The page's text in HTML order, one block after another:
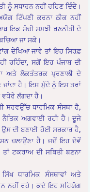
ਨੂੰ ਸਧਾਰਨ ਨਹੀਂ ਰਹਿਣ ਦਿੰਦੇ।
ਟਿੱਪਣੀ ਕਰਨਾ ਠੀਕ ਨਹੀਂ
ਇਕ ਸੋਚੀ ਸਮਝੀ ਰਣਨੀਤੀ ਦੇ
ਜਾ ਸਕੇ।
ਦੇਖਿਆ ਜਾਵੇ ਤਾਂ ਇਹ ਸਿਰਫ਼
ਰਹਿੰਦਾ, ਸਗੋਂ ਇਹ ਪੰਜਾਬ ਦੀ
ਅਤੇ ਲੋਕਤੰਤਰਕ ਪ੍ਰਣਾਲੀ ਦੇ
ਹੈ। ਇਸ ਮੁੱਦੇ ਨੂੰ ਇਸ ਤਰਾਂ
ਵਧੇਰੇ ਲੱਗਦਾ ਹੈ।
ਸਰਵਉੱਚ ਧਾਰਮਿਕ ਸੰਸਥਾ ਹੈ,
ਨੈਤਿਕ ਅਗਵਾਈ ਰਹੀ ਹੈ। ਦੂਜੇ
ਉਸ ਦੀ ਬਣਾਈ ਹੋਈ ਸਰਕਾਰ ਹੈ,
ਚਲਾਉਣਾ ਹੈ। ਜਦੋਂ ਇਹ ਦੋਵੇਂ
ਟਕਰਾਅ ਦੀ ਸਥਿਤੀ ਬਣਨਾ
ਧਾਰਮਿਕ ਸੰਸਥਾਵਾਂ ਅਤੇ
ਨਹੀਂ ਰਹੇ। ਕਦੇ ਇਹ ਸਹਿਯੋਗ